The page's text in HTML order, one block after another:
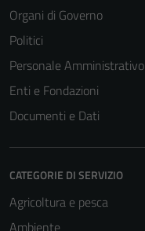
Organi di Governo
Politici
Personale Amministrativo
Enti e Fondazioni
Documenti e Dati
CATEGORIE DI SERVIZIO
Agricoltura e pesca
Ambiente